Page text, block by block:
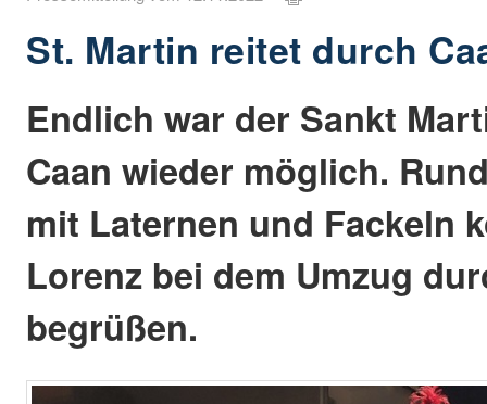
St. Martin reitet durch
Endlich war der Sankt
Caan wieder möglich.
mit Laternen und Fackeln
Lorenz bei dem Umzug
begrüßen.